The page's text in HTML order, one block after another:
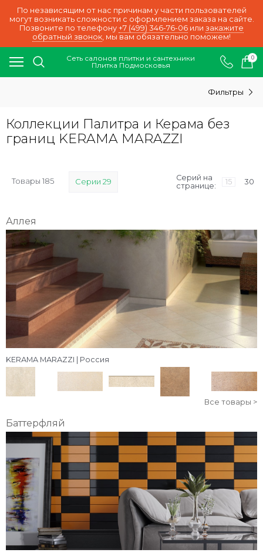
По независящим от нас причинам у части пользователей
могут возникать сложности с оформлением заказа на сайте.
Позвоните по телефону +7 (499) 346-76-06 или закажите
обратный звонок, мы вам обязательно поможем!
Сеть салонов плитки и сантехники
Плитка Подмосковья
0
Фильтры
Коллекции Палитра и Керама без
границ KERAMA MARAZZI
Товары 185 Серии 29
Серий на
странице:
15 30
Аллея
KERAMA MARAZZI | Россия
Все товары >
Баттерфляй